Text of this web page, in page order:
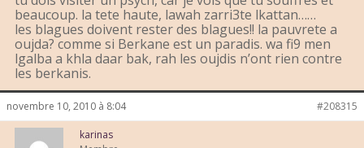
beaucoup. la tete haute, lawah zarri3te lkattan……
les blagues doivent rester des blagues!! la pauvrete a
oujda? comme si Berkane est un paradis. wa fi9 men
lgalba a khla daar bak, rah les oujdis n’ont rien contre
les berkanis.
novembre 10, 2010 à 8:04 #208315
karinas